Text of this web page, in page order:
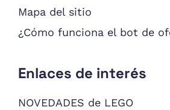
Mapa del sitio
¿Cómo funciona el bot de
Enlaces de interés
NOVEDADES de LEGO